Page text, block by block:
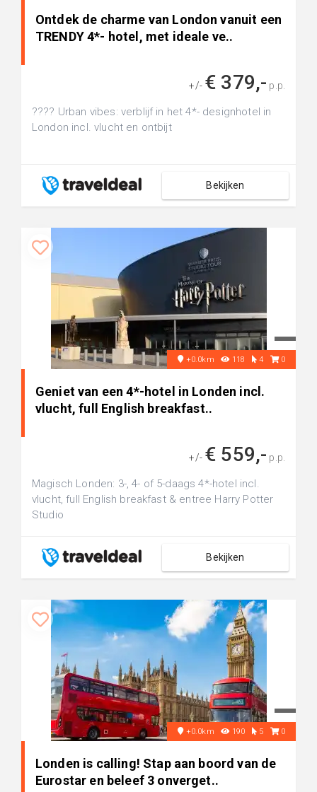
Ontdek de charme van London vanuit een
TRENDY 4*- hotel, met ideale ve..
+/- € 379,- p.p.
???? Urban vibes: verblijf in het 4*- designhotel in
London incl. vlucht en ontbijt
Bekijken
+0.0km 118 4 0
Geniet van een 4*-hotel in Londen incl.
vlucht, full English breakfast..
+/- € 559,- p.p.
Magisch Londen: 3-, 4- of 5-daags 4*-hotel incl.
vlucht, full English breakfast & entree Harry Potter
Studio
Bekijken
+0.0km 190 5 0
Londen is calling! Stap aan boord van de
Eurostar en beleef 3 onverget..